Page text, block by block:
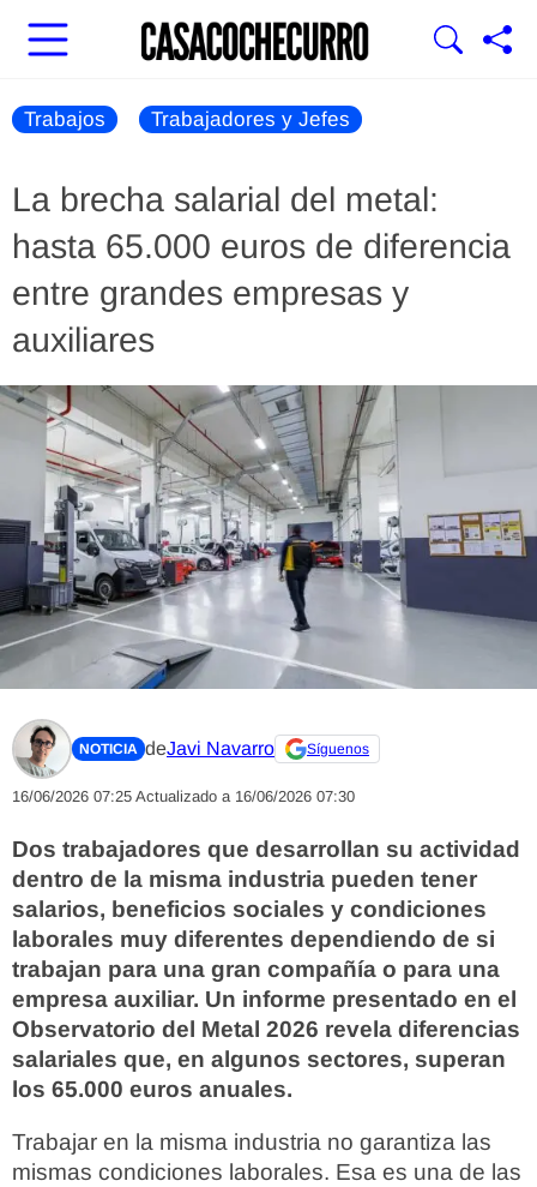
Trabajos Trabajadores y Jefes
La brecha salarial del metal:
hasta 65.000 euros de diferencia
entre grandes empresas y
auxiliares
NOTICIA deJavi Navarro Síguenos
16/06/2026 07:25 Actualizado a 16/06/2026 07:30
Dos trabajadores que desarrollan su actividad
dentro de la misma industria pueden tener
salarios, beneficios sociales y condiciones
laborales muy diferentes dependiendo de si
trabajan para una gran compañía o para una
empresa auxiliar. Un informe presentado en el
Observatorio del Metal 2026 revela diferencias
salariales que, en algunos sectores, superan
los 65.000 euros anuales.
Trabajar en la misma industria no garantiza las
mismas condiciones laborales. Esa es una de las